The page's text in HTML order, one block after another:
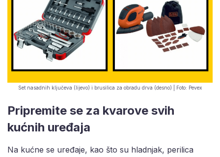
Set nasadnih ključeva (lijevo) i brusilica za obradu drva (desno) | Foto: Pevex
Pripremite se za kvarove svih
kućnih uređaja
Na kućne se uređaje, kao što su hladnjak, perilica